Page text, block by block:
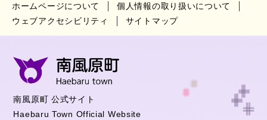
ホームページについて
個人情報の取り扱いについて
ウェブアクセシビリティ
サイトマップ
南風原町 公式サイト
Haebaru Town Official Website